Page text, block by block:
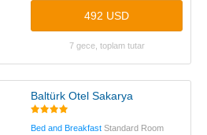
492 USD
7 gece, toplam tutar
Baltürk Otel Sakarya
Bed and Breakfast Standard Room